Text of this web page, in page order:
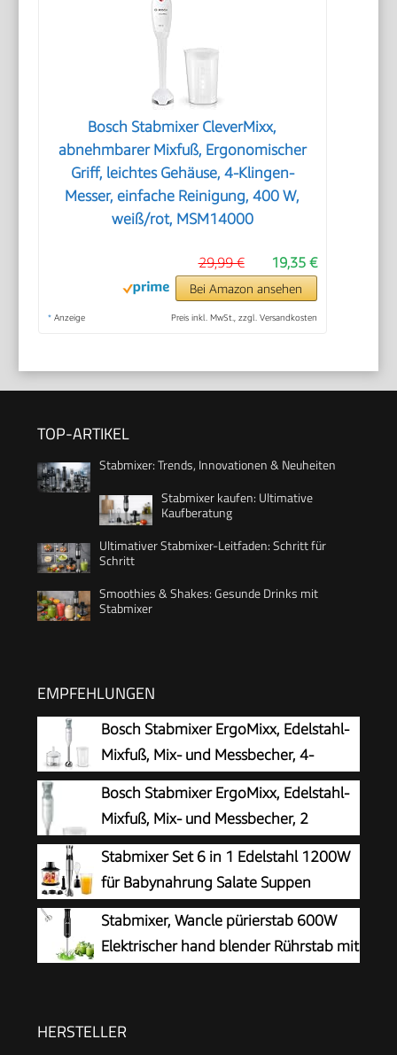
Bosch Stabmixer CleverMixx,
abnehmbarer Mixfuß, Ergonomischer
Griff, leichtes Gehäuse, 4-Klingen-
Messer, einfache Reinigung, 400 W,
weiß/rot, MSM14000
19,35 €
29,99 €
Bei Amazon ansehen
* Anzeige Preis inkl. MwSt., zzgl. Versandkosten
TOP-ARTIKEL
Stabmixer: Trends, Innovationen & Neuheiten
Stabmixer kaufen: Ultimative
Kaufberatung
Ultimativer Stabmixer-Leitfaden: Schritt für
Schritt
Smoothies & Shakes: Gesunde Drinks mit
Stabmixer
EMPFEHLUNGEN
Bosch Stabmixer ErgoMixx, Edelstahl-
Mixfuß, Mix- und Messbecher, 4-
Klingen-Messer, Zerkleinerer,
ergonomisches Design, 12 Stufen plus Turbo,
600 W, weiß/grau, MSM66120
Bosch Stabmixer ErgoMixx, Edelstahl-
Mixfuß, Mix- und Messbecher, 2
Geschwindigkeitsstufen, leichtes
Reinigung, 600 W, weiß/grau, MSM66110
Stabmixer Set 6 in 1 Edelstahl 1200W
für Babynahrung Salate Suppen
Gemüse
Stabmixer, Wancle pürierstab 600W
Elektrischer hand blender Rührstab mit
(Black)
HERSTELLER